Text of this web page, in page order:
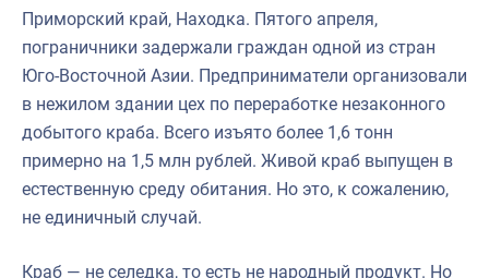
Укрепление духовно-нравственных ценностей
События в России и мире
Приморский край, Находка. Пятого апреля,
пограничники задержали граждан одной из стран
Юго-Восточной Азии. Предприниматели организовали
в нежилом здании цех по переработке незаконного
добытого краба. Всего изъято более 1,6 тонн
примерно на 1,5 млн рублей. Живой краб выпущен в
естественную среду обитания. Но это, к сожалению,
не единичный случай.
Краб — не селедка, то есть не народный продукт. Но